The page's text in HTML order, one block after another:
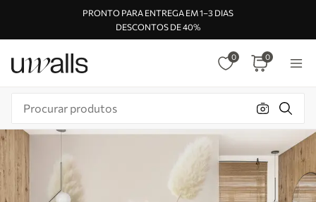
PRONTO PARA ENTREGA EM 1–3 DIAS
DESCONTOS DE 40%
0 0